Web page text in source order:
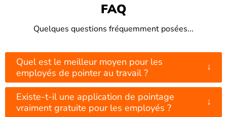
FAQ
Quelques questions fréquemment posées...
Quel est le meilleur moyen pour les
employés de pointer au travail ?
↓
Existe-t-il une application de pointage
vraiment gratuite pour les employés ?
↓